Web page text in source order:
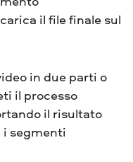
il file finale sul
in due parti o
il processo
il risultato
segmenti